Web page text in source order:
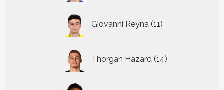
Giovanni Reyna 11
producten
Thorgan Hazard 14
producten